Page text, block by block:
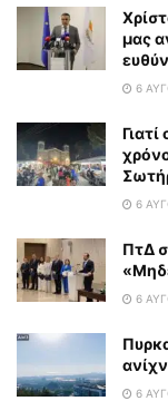
μας
6
6
ΠτΔ
6
6